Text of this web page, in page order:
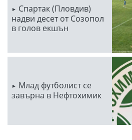
Спартак (Пловдив)
надви десет от Созопол
в голов екшън
Млад футболист се
завърна в Нефтохимик